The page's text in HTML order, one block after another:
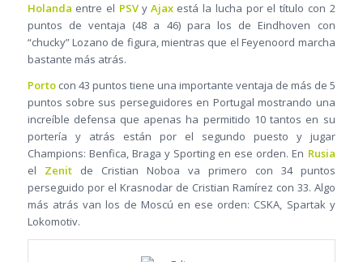
Holanda entre el PSV yAjaxestá la lucha por el título con 2
puntos de ventaja (48 a 46) para los de Eindhoven con
“chucky” Lozano de figura, mientras que el Feyenoord marcha
bastante más atrás.
Portocon 43 puntos tiene una importante ventaja de más de 5
puntos sobre sus perseguidores en Portugal mostrando una
increíble defensa que apenas ha permitido 10 tantos en su
portería y atrás están por el segundo puesto y jugar
Champions: Benfica, Braga y Sporting en ese orden. En Rusia
el Zenitde Cristian Noboa va primero con 34 puntos
perseguido por el Krasnodar de Cristian Ramírez con 33. Algo
más atrás van los de Moscú en ese orden: CSKA, Spartak y
Lokomotiv.